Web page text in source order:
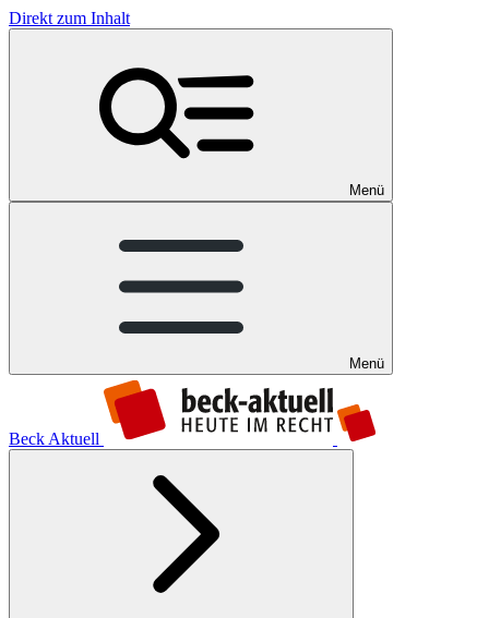
Direkt zum Inhalt
Menü
Menü
Beck Aktuell